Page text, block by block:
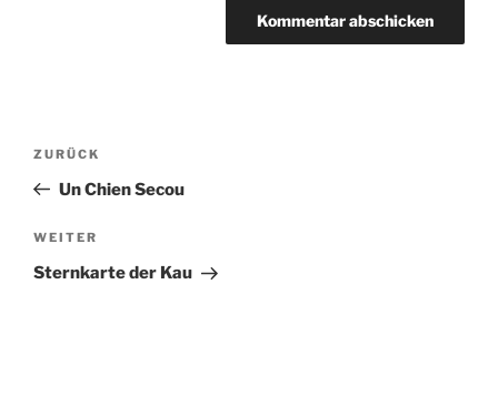
Beitragsnavigation
Vorheriger
Beitrag
ZURÜCK
Un Chien Secou
Nächster
Beitrag
WEITER
Sternkarte der Kau